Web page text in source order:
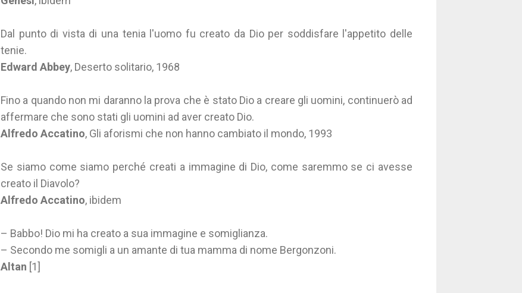
Dal punto di vista di una tenia l'uomo fu creato da Dio per soddisfare l'appetito delle
tenie.
Edward Abbey, Deserto solitario, 1968
Fino a quando non mi daranno la prova che è stato Dio a creare gli uomini, continuerò ad
affermare che sono stati gli uomini ad aver creato Dio.
Alfredo Accatino, Gli aforismi che non hanno cambiato il mondo, 1993
Se siamo come siamo perché creati a immagine di Dio, come saremmo se ci avesse
creato il Diavolo?
Alfredo Accatino, ibidem
– Babbo! Dio mi ha creato a sua immagine e somiglianza.
– Secondo me somigli a un amante di tua mamma di nome Bergonzoni.
Altan [1]